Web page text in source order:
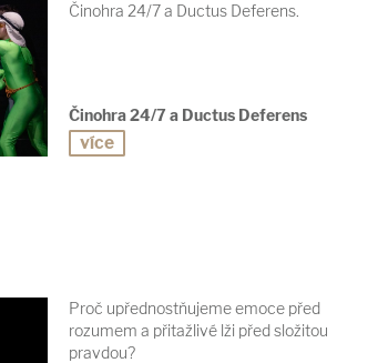
Činohra 24/7 a Ductus Deferens.
Činohra 24/7 a Ductus Deferens
více
Proč upřednostňujeme emoce před
rozumem a přitažlivé lži před složitou
pravdou?